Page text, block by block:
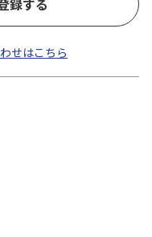
録する
せはこちら